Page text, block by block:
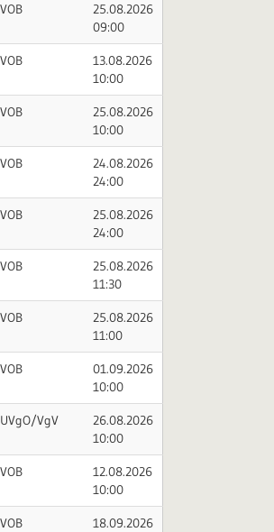
VOB
25.08.2026
09:00
VOB
13.08.2026
10:00
VOB
25.08.2026
10:00
VOB
24.08.2026
24:00
VOB
25.08.2026
24:00
VOB
25.08.2026
11:30
VOB
25.08.2026
11:00
VOB
01.09.2026
10:00
UVgO/VgV
26.08.2026
10:00
VOB
12.08.2026
10:00
VOB
18.09.2026